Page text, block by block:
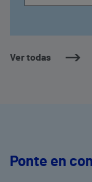
Ver todas
Ponte en